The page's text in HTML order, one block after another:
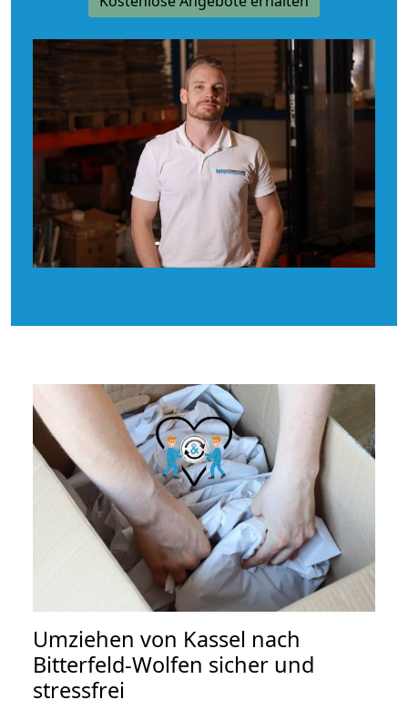
Umziehen von Kassel nach
Bitterfeld-Wolfen sicher und
stressfrei